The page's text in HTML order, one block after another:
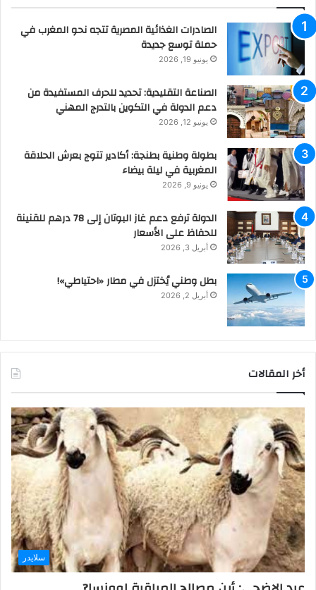
الصادرات الغذائية المصرية تتجه نحو المغرب في
حملة توسع جديدة
يونيو 19, 2026
الصناعة التقليدية: تحديد للحرف المستفيدة من
دعم الدولة في التكوين بالتدرج المهني
يونيو 12, 2026
بطولة وطنية بطنجة: أكادير تتوج بعرش الحلاقة
المغربية في ليلة بيضاء
يونيو 9, 2026
الدولة ترفع دعم غاز البوتان إلى 78 درهم للقنينة
للحفاظ على الأسعار
أبريل 3, 2026
بطل وطني يُختزل في مطار «احتياطي»!
أبريل 2, 2026
أخر المقالات
سلايدر